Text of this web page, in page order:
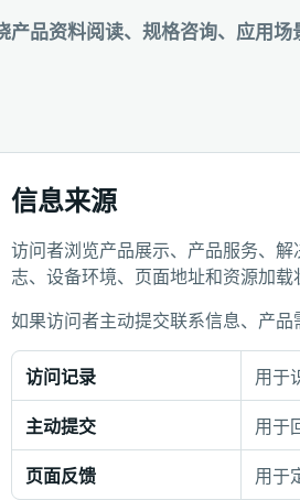
产品资料阅读、规格咨询、应用
信息来源
访问者浏览产品展示、产品服务、
志、设备环境、页面地址和资源加载
如果访问者主动提交联系信息、产
访问记录 用于
主动提交 用于
页面反馈 用于